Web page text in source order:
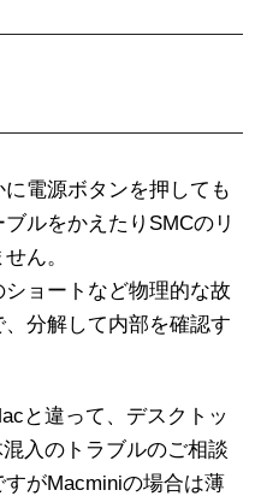
電源ボタンを押しても
ルをかえたりSMCのリ
ん。
ョートなど物理的な故
分解して内部を確認す
と違って、デスクトッ
入のトラブルのご相談
がMacminiの場合は薄